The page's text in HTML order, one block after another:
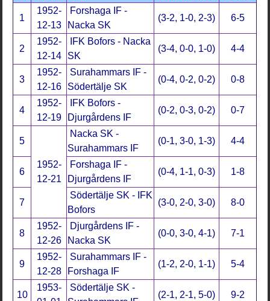
1
1952-
12-13
Forshaga IF -
Nacka SK
(3-2, 1-0, 2-3) 6-5
2
1952-
12-14
IFK Bofors - Nacka
SK
(3-4, 0-0, 1-0) 4-4
3
1952-
12-16
Surahammars IF -
Södertälje SK
(0-4, 0-2, 0-2) 0-8
4
1952-
12-19
IFK Bofors -
Djurgårdens IF
(0-2, 0-3, 0-2) 0-7
5
1952-
12-21
Nacka SK -
Surahammars IF
(0-1, 3-0, 1-3) 4-4
6
Forshaga IF -
Djurgårdens IF
(0-4, 1-1, 0-3) 1-8
7
Södertälje SK - IFK
Bofors
(3-0, 2-0, 3-0) 8-0
8
1952-
12-26
Djurgårdens IF -
Nacka SK
(0-0, 3-0, 4-1) 7-1
9
1952-
12-28
Surahammars IF -
Forshaga IF
(1-2, 2-0, 1-1) 5-4
10
1953-
Södertälje SK -
(2-1, 2-1, 5-0) 9-2